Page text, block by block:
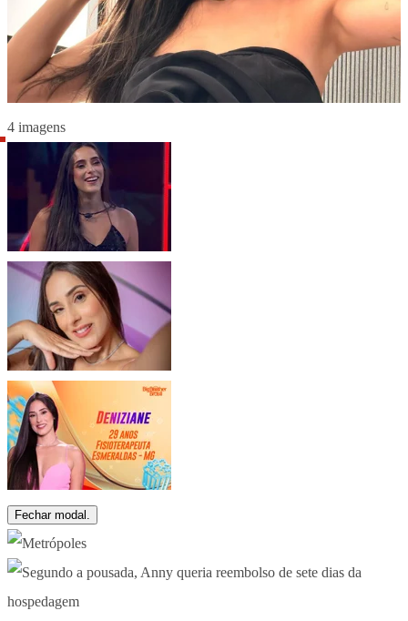
4 imagens
Fechar modal.